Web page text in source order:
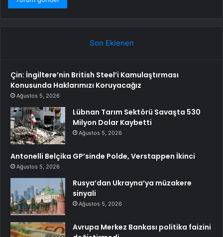
Son Eklenen
Çin: İngiltere’nin British Steel’i Kamulaştırması
Konusunda Haklarımızı Koruyacağız
Ağustos 5, 2026
Lübnan Tarım Sektörü Savaşta 530
Milyon Dolar Kaybetti
Ağustos 5, 2026
Antonelli Belçika GP’sinde Polde, Verstappen İkinci
Ağustos 5, 2026
Rusya’dan Ukrayna’ya müzakere
sinyali
Ağustos 5, 2026
Avrupa Merkez Bankası politika faizini